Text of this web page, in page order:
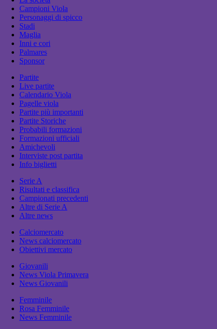
Campioni Viola
Personaggi di spicco
Stadi
Maglia
Inni e cori
Palmares
Sponsor
Partite
Live partite
Calendario Viola
Pagelle viola
Partite più importanti
Partite Storiche
Probabili formazioni
Formazioni ufficiali
Amichevoli
Interviste post partita
Info biglietti
Serie A
Risultati e classifica
Campionati precedenti
Altre di Serie A
Altre news
Calciomercato
News calciomercato
Obiettivi mercato
Giovanili
News Viola Primavera
News Giovanili
Femminile
Rosa Femminile
News Femminile